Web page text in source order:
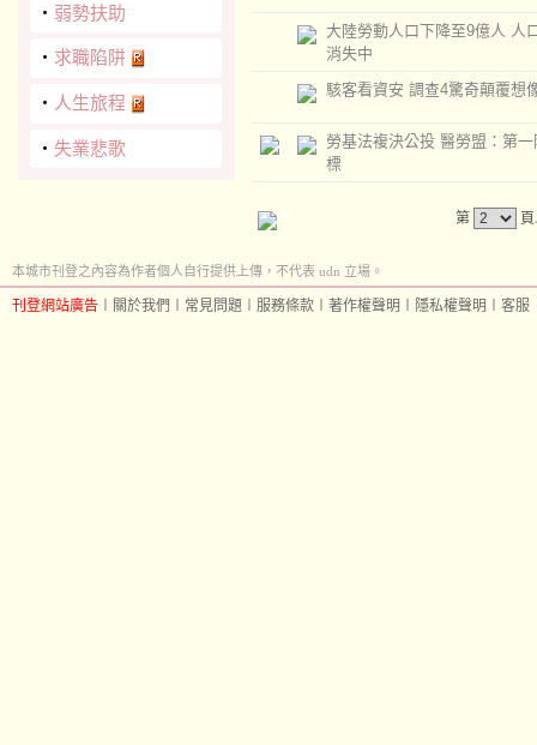
‧ 弱勢扶助
‧ 求職陷阱
‧ 人生旅程
‧ 失業悲歌
大陸勞動人口下降至9億人 人
消失中
駭客看資安 調查4驚奇顛覆想
勞基法複決公投 醫勞盟：第
標
第
本城市刊登之內容為作者個人自行提供上傳，不代表 udn 立場。
刊登網站廣告 關於我們 常見問題 服務條款 著作權聲明 隱私權聲明 客服